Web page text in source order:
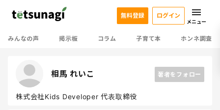
みんなの声 掲示板 コラム 子育て本 ホンネ調査
無料登録 ログイン
メニュー
相馬 れいこ 著者をフォロー
株式会社Kids Developer 代表取締役